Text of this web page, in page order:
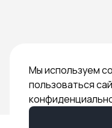
Мы используем
пользоваться